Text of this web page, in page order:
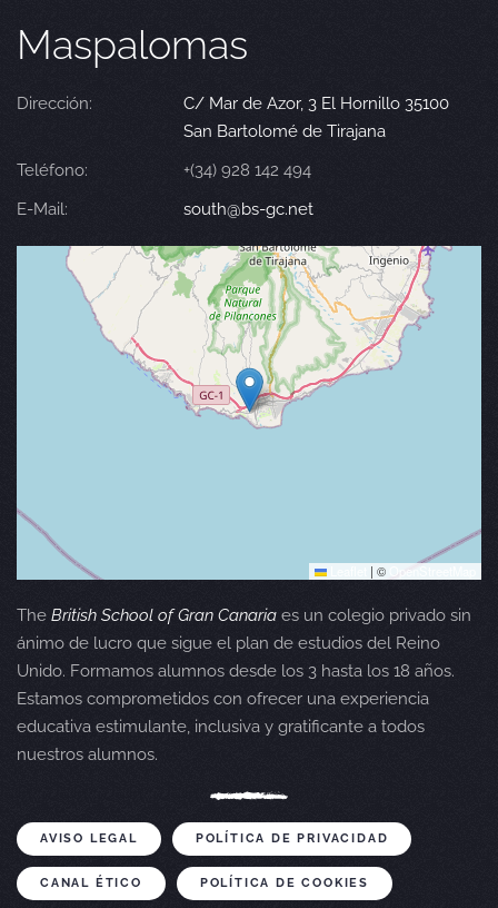
Maspalomas
Dirección:
C/ Mar de Azor, 3 El Hornillo 35100
San Bartolomé de Tirajana
Teléfono:
+(34) 928 142 494
E-Mail:
south@bs-gc.net
| © OpenStreetMap
The British School of Gran Canaria es un colegio privado sin
ánimo de lucro que sigue el plan de estudios del Reino
Unido. Formamos alumnos desde los 3 hasta los 18 años.
Estamos comprometidos con ofrecer una experiencia
educativa estimulante, inclusiva y gratificante a todos
nuestros alumnos.
AVISO LEGAL POLÍTICA DE PRIVACIDAD
CANAL ÉTICO POLÍTICA DE COOKIES